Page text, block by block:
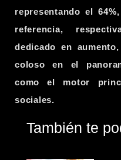
representando el
referencia,
dedicado en
coloso en el
como el motor
sociales.
También te